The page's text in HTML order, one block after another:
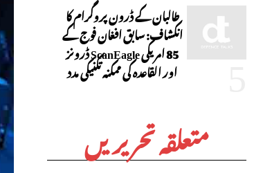
طالبان کے ڈرون پروگرام کا
انکشاف: سابق افغان فوج کے
85 امریکی ScanEagle ڈرونز
اور القاعدہ کی ممکنہ تکنیکی مدد
متعلقہ تحریریں